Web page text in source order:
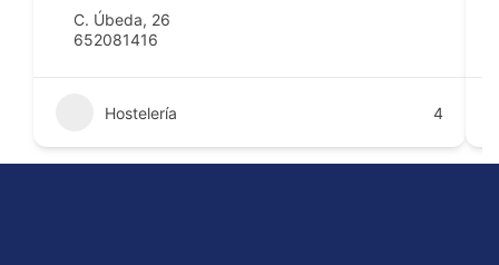
C. Úbeda, 26
652081416
Hostelería 4